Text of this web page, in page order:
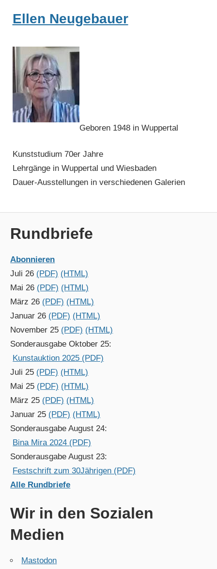
Ellen Neugebauer
Geboren 1948 in Wuppertal
Kunststudium 70er Jahre
Lehrgänge in Wuppertal und Wiesbaden
Dauer-Ausstellungen in verschiedenen Galerien
Rundbriefe
Abonnieren
Juli 26 (PDF) (HTML)
Mai 26 (PDF) (HTML)
März 26 (PDF) (HTML)
Januar 26 (PDF) (HTML)
November 25 (PDF) (HTML)
Sonderausgabe Oktober 25:
Kunstauktion 2025 (PDF)
Juli 25 (PDF) (HTML)
Mai 25 (PDF) (HTML)
März 25 (PDF) (HTML)
Januar 25 (PDF) (HTML)
Sonderausgabe August 24:
Bina Mira 2024 (PDF)
Sonderausgabe August 23:
Festschrift zum 30Jährigen (PDF)
Alle Rundbriefe
Wir in den Sozialen
Medien
Mastodon